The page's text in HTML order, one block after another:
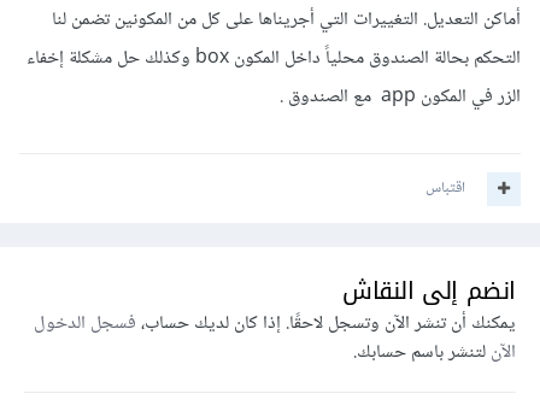
أماكن التعديل. التغييرات التي أجريناها على كل من المكونين تضمن لنا
التحكم بحالة الصندوق محلياً داخل المكون box وكذلك حل مشكلة إخفاء
الزر في المكون app مع الصندوق .
اقتباس
انضم إلى النقاش
يمكنك أن تنشر الآن وتسجل لاحقًا. إذا كان لديك حساب،فسجل الدخول
الآنلتنشر باسم حسابك.